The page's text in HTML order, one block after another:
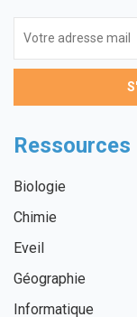
Ressources
Biologie
Chimie
Eveil
Géographie
Informatique